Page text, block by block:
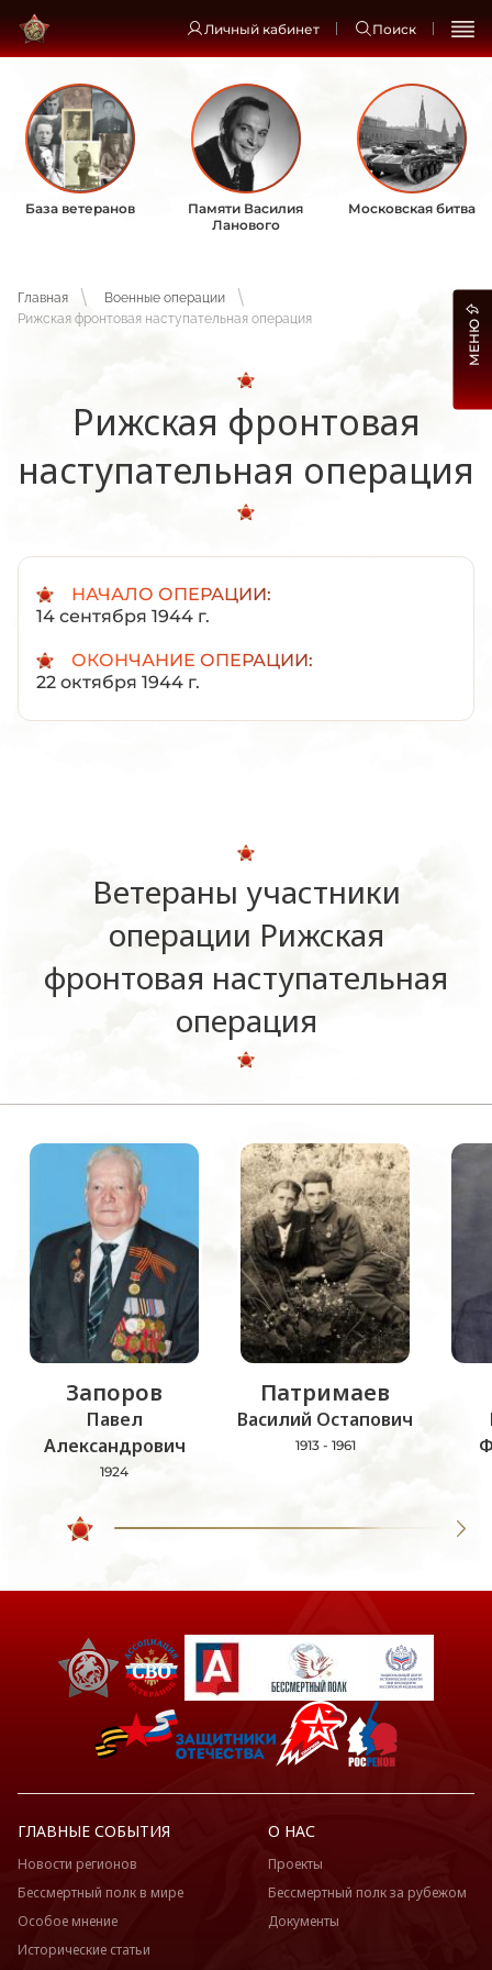
Личный кабинет Поиск
База ветеранов
Памяти Василия
Ланового
Московская битва
Главная
Военные операции
Рижская фронтовая наступательная операция
Рижская фронтовая
наступательная операция
НАЧАЛО ОПЕРАЦИИ:
14 сентября 1944 г.
ОКОНЧАНИЕ ОПЕРАЦИИ:
22 октября 1944 г.
Ветераны участники
операции Рижская
фронтовая наступательная
операция
Запоров
Павел
Александрович
1924
Патримаев
Василий Остапович
1913 - 1961
МЕНЮ
ГЛАВНЫЕ СОБЫТИЯ
Новости регионов
Бессмертный полк в мире
Особое мнение
Исторические статьи
О НАС
Проекты
Бессмертный полк за рубежом
Документы